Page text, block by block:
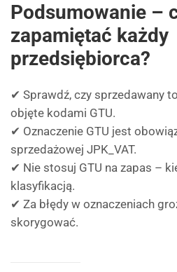
Podsumowanie –
zapamiętać każdy
przedsiębiorca?
✔ Sprawdź, czy sprzedawany
objęte kodami GTU.
✔ Oznaczenie GTU jest
sprzedażowej JPK_VAT.
✔ Nie stosuj GTU na zapas –
klasyfikacją.
✔ Za błędy w oznaczeniach
skorygować.